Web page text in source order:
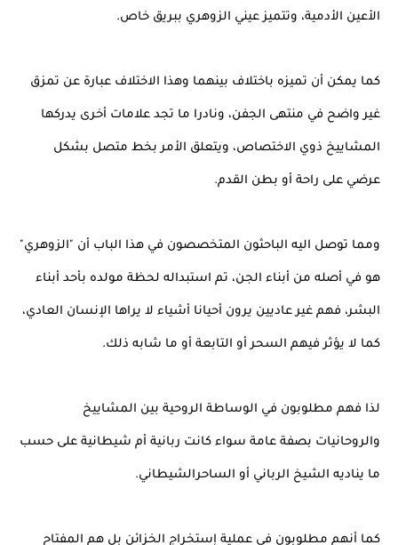
الأعين الأدمية، وتتميز عيني الزوهري ببريق خاص.
كما يمكن أن تميزه باختلاف بينهما وهذا الاختلاف عبارة عن تمزق
غير واضح في منتهى الجفن، ونادرا ما تجد علامات أخرى يدركها
المشاييخ ذوي الاختصاص، ويتعلق الأمر بخط متصل بشكل
عرضي على راحة أو بطن القدم.
ومما توصل اليه الباحثون المتخصصون في هذا الباب أن "الزوهري"
هو في أصله من أبناء الجن، تم استبداله لحظة مولده بأحد أبناء
البشر، فهم غير عاديين يرون أحيانا أشياء لا يراها الإنسان العادي،
كما لا يؤثر فيهم السحر أو التابعة أو ما شابه ذلك.
لذا فهم مطلوبون في الوساطة الروحية بين المشاييخ
والروحانيات بصفة عامة سواء كانت ربانية أم شيطانية على حسب
ما يناديه الشيخ الرباني أو الساحرالشيطاني.
كما أنهم مطلوبون في عملية إستخراج الخزائن بل هم المفتاح